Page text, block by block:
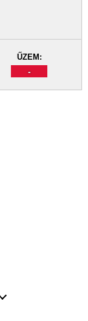
ŰZEM:
-